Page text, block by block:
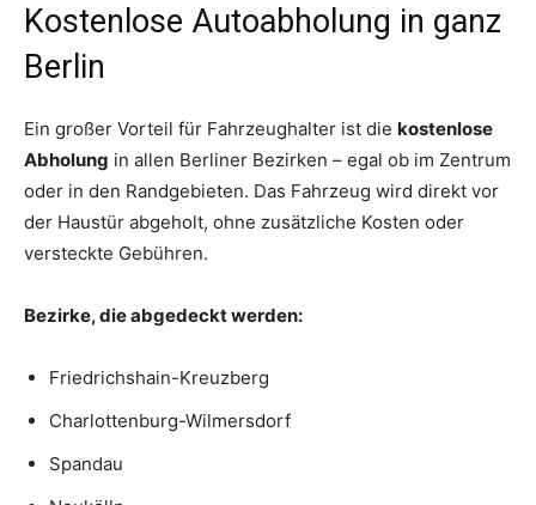
Kostenlose Autoabholung in ganz
Berlin
Ein großer Vorteil für Fahrzeughalter ist die kostenlose
Abholung in allen Berliner Bezirken – egal ob im Zentrum
oder in den Randgebieten. Das Fahrzeug wird direkt vor
der Haustür abgeholt, ohne zusätzliche Kosten oder
versteckte Gebühren.
Bezirke, die abgedeckt werden:
Friedrichshain-Kreuzberg
Charlottenburg-Wilmersdorf
Spandau